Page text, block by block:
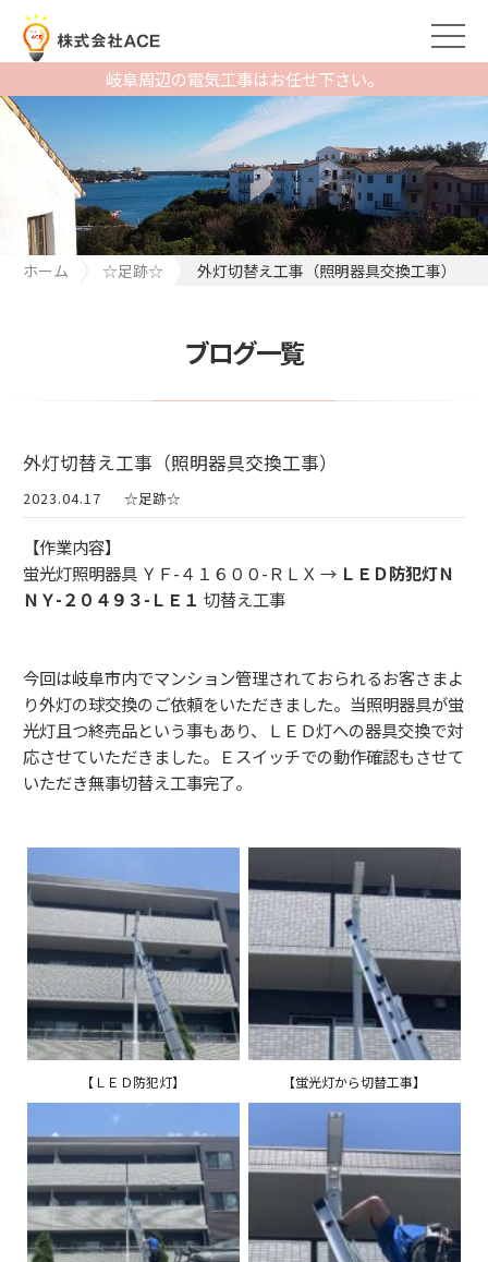
岐阜周辺の電気工事はお任せ下さい。
ホーム ☆足跡☆ 外灯切替え工事（照明器具交換工事）
ブログ一覧
外灯切替え工事（照明器具交換工事）
2023.04.17 ☆足跡☆
【作業内容】
蛍光灯照明器具 ＹＦ-４１６００-ＲＬＸ → ＬＥＤ防犯灯Ｎ
ＮＹ-２０４９３-ＬＥ１ 切替え工事
今回は岐阜市内でマンション管理されておられるお客さまよ
り外灯の球交換のご依頼をいただきました。当照明器具が蛍
光灯且つ終売品という事もあり、ＬＥＤ灯への器具交換で対
応させていただきました。Ｅスイッチでの動作確認もさせて
いただき無事切替え工事完了。
【ＬＥＤ防犯灯】 【蛍光灯から切替工事】